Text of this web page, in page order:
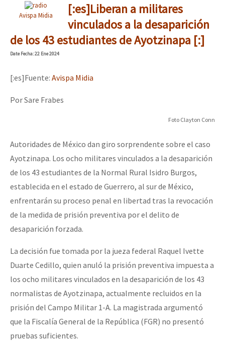
Avispa Midia
[:es]Liberan a militares
vinculados a la desaparición
de los 43 estudiantes de Ayotzinapa [:]
DateFecha: 22 Ene 2024
[:es]Fuente: Avispa Midia
Por Sare Frabes
Foto Clayton Conn
Autoridades de México dan giro sorprendente sobre el caso
Ayotzinapa. Los ocho militares vinculados a la desaparición
de los 43 estudiantes de la Normal Rural Isidro Burgos,
establecida en el estado de Guerrero, al sur de México,
enfrentarán su proceso penal en libertad tras la revocación
de la medida de prisión preventiva por el delito de
desaparición forzada.
La decisión fue tomada por la jueza federal Raquel Ivette
Duarte Cedillo, quien anuló la prisión preventiva impuesta a
los ocho militares vinculados en la desaparición de los 43
normalistas de Ayotzinapa, actualmente recluidos en la
prisión del Campo Militar 1-A. La magistrada argumentó
que la Fiscalía General de la República (FGR) no presentó
pruebas suficientes.